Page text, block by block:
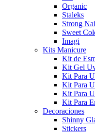
Organic
Staleks
Strong
Sweet
Imagi
Kits Manicure
Kit de
Kit Gel
Kit Para
Kit Para
Kit Para
Kit Para
Decoraciones
Shinny
Stickers